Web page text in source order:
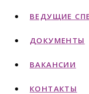
ВЕДУЩИЕ
ДОКУМЕНТЫ
ВАКАНСИИ
КОНТАКТЫ